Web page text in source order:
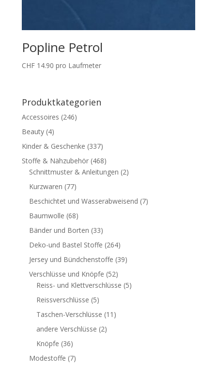
Popline Petrol
CHF14.90 pro Laufmeter
Produktkategorien
Accessoires (246)
Beauty (4)
Kinder & Geschenke (337)
Stoffe & Nähzubehör (468)
Schnittmuster & Anleitungen (2)
Kurzwaren (77)
Beschichtet und Wasserabweisend (7)
Baumwolle (68)
Bänder und Borten (33)
Deko-und Bastel Stoffe (264)
Jersey und Bündchenstoffe (39)
Verschlüsse und Knöpfe (52)
Reiss- und Klettverschlüsse (5)
Reissverschlüsse (5)
Taschen-Verschlüsse (11)
andere Verschlüsse (2)
Knöpfe (36)
Modestoffe (7)